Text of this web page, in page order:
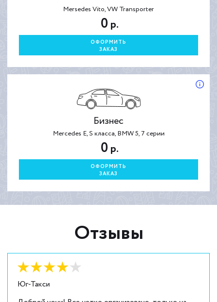
Mersedes Vito, VW Transporter
0 р.
ОФОРМИТЬ
ЗАКАЗ
Бизнес
Mercedes E, S класса, BMW 5, 7 серии
0 р.
ОФОРМИТЬ
ЗАКАЗ
Отзывы
Юг-Такси
Оценка: 4